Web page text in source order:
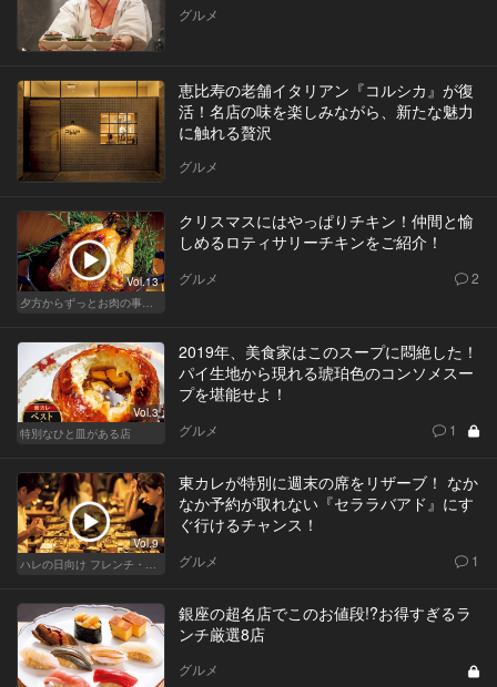
グルメ
恵比寿の老舗イタリアン『コルシカ』が復
活！名店の味を楽しみながら、新たな魅力
に触れる贅沢
グルメ
Vol.13
クリスマスにはやっぱりチキン！仲間と愉
しめるロティサリーチキンをご紹介！
グルメ 2
Vol.3
特別なひと皿がある店
2019年、美食家はこのスープに悶絶した！
パイ生地から現れる琥珀色のコンソメスー
プを堪能せよ！
グルメ 1
Vol.9
東カレが特別に週末の席をリザーブ！ なか
なか予約が取れない『セララバアド』にす
ぐ行けるチャンス！
グルメ 1
銀座の超名店でこのお値段!?お得すぎるラ
ンチ厳選8店
グルメ